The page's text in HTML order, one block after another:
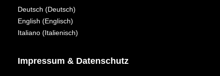
Deutsch (Deutsch)
English (Englisch)
Italiano (Italienisch)
Impressum & Datenschutz